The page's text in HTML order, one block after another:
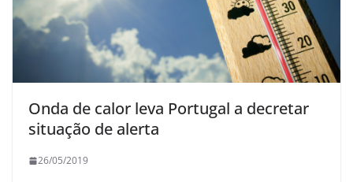
Onda de calor leva Portugal a decretar
situação de alerta
26/05/2019